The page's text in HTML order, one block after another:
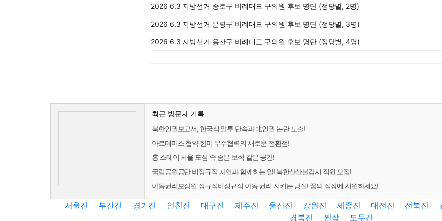
2026 6.3 지방선거 종로구 비례대표 구의원 후보 명단 (정당별, 2명)
2026 6.3 지방선거 은평구 비례대표 구의원 후보 명단 (정당별, 3명)
2026 6.3 지방선거 용산구 비례대표 구의원 후보 명단 (정당별, 4명)
최근 방문자 기록
북한인권보고서, 한국식 말투 단속과 北인권 논란 노출!
아르테미스 협약 한미 우주협력의 새로운 전환점!
홍 스테이 서울 도심 속 숨은 보석 같은 공간!
국립공원공단 비정규직 자연과 함께하는 일! 북한산산불감시 직원 모집!
아동권리보장원 정규직비정규직 아동 권리 지키는 당신! 꿈의 직장에 지원하세요!
서울진 부산진 경기진 인천진 대구진 제주진 울산진 강원진 세종진 대전진 전북진
경북진
찐잡 모두진